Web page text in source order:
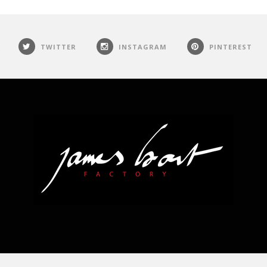
TWITTER INSTAGRAM PINTEREST